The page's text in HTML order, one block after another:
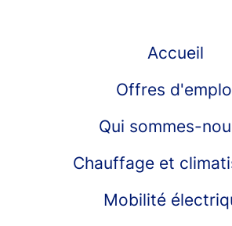
Accueil
Offres
Qui sommes-
Chauffage et
Mobilité